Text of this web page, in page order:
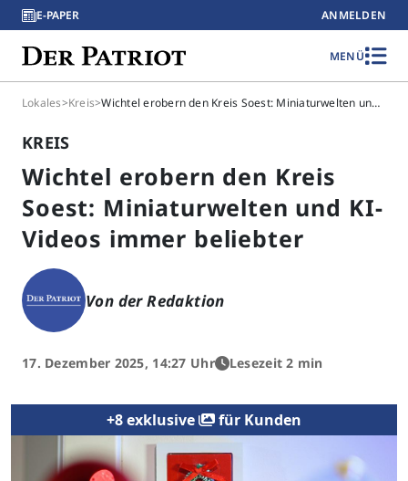
E-PAPER ANMELDEN
MENÜ
Lokales>Kreis> Wichtel erobern den Kreis Soest: Miniaturwelten und KI-Videos immer beliebter
KREIS
Wichtel erobern den Kreis
Soest: Miniaturwelten und KI-
Videos immer beliebter
Von der Redaktion
17. Dezember 2025, 14:27 Uhr Lesezeit 2 min
+8 exklusive für Kunden